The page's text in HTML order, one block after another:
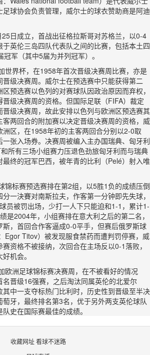
球协会负责管理，威尔士的球衣赞助商是阿迪
日成立，首战出征格拉斯哥对苏格兰，以0-4
英伦三岛四队代表队之间的比赛，包括本土四
军（其中5届为并列冠军）。
世界杯，在1958年首次晋级决赛周比赛，亦是
级决赛周。威尔士在预选赛中只能获得第二
预选赛以色列的对赛球队因政治原因而弃权，
级决赛周的资格。但国际足联（FIFA）裁定
级决赛周，故此安排以色列与欧洲区预选赛其
两回合的附加赛以决定晋级决赛周的资格，威
区，在1958年初的主客两回合分别以2-0取
张入场券。决赛周被编入主办国瑞典、匈牙利
所有三场小组赛力压退色劲旅匈牙利而与瑞典
终的冠军巴西，被年青的比利（Pelé）射入唯
锦标赛预选赛排在第2组，以5胜1负的成绩压倒
一決賽对南斯拉夫，作客第一分钟即先失球，
员被罚出场，少打一人下只能迫和1-1，累计1-
是2004年，小组赛排在意大利之后的第二名，
，首回合作客逼成0-0平手，但赛后俄罗斯球
Egor Titov）被发现服食禁药而遭判罚停赛，威
资格不被接纳，次回合在主场反以0-1落败，
机会。
欧洲足球锦标赛决赛周，在不被看好的情况
晋级16强赛，之后淘汰同属英伦的北爱尔
中一支夺标热门比利时，历史性到晋级至半决
牙，最终排名第3名，优于另外两支英伦球队
史在国际赛最佳的成绩。
收藏网址 看球不迷路